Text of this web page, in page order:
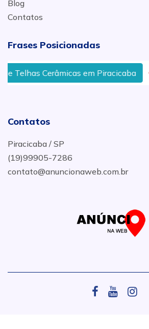
Blog
Contatos
Frases Posicionadas
em Piracicaba Telhas
Contatos
Piracicaba / SP
(19)99905-7286
contato@anuncionaweb.com.br